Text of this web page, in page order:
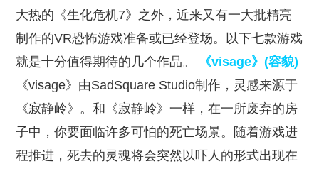
大热的《生化危机7》之外，近来又有一大批精亮
制作的VR恐怖游戏准备或已经登场。以下七款游戏
就是十分值得期待的几个作品。
《visage》(容貌)
《visage》由SadSquare Studio制作，灵感来源于
《寂静岭》。和《寂静岭》一样，在一所废弃的房
子中，你要面临许多可怕的死亡场景。随着游戏进
程推进，死去的灵魂将会突然以吓人的形式出现在